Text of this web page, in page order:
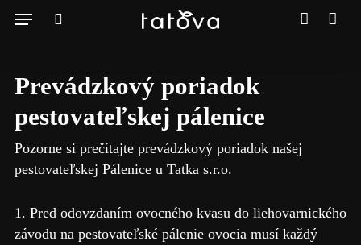
SkipMenu Košík
Prevádzkový poriadok
pestovateľskej pálenice
Pozorne si prečítajte prevádzkový poriadok našej
pestovateľskej Pálenice u Tatka s.r.o.
1. Pred odovzdaním ovocného kvasu do liehovarnického
závodu na pestovateľské pálenie ovocia musí každý